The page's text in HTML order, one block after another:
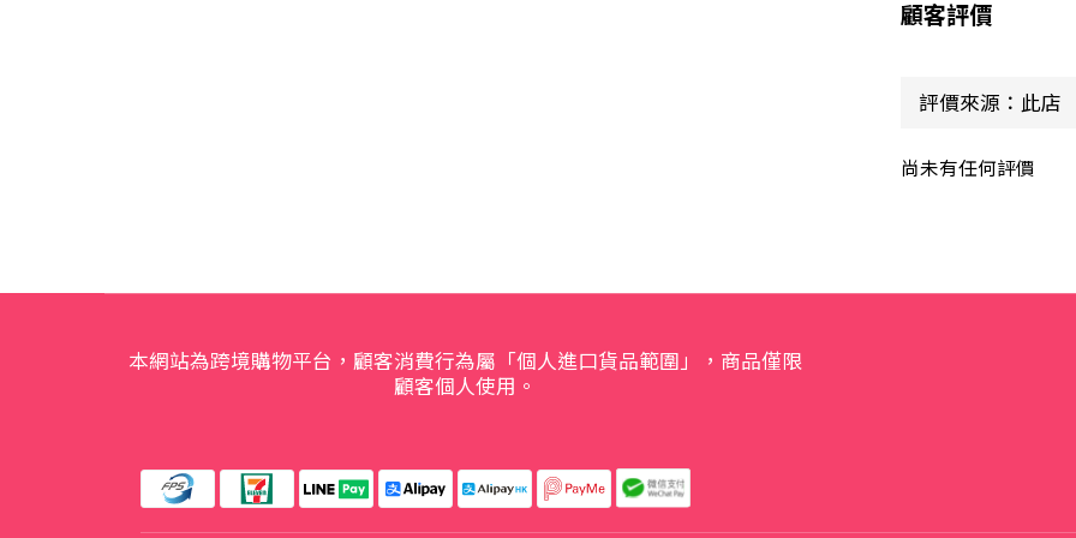
顧客評價
尚未有任何評價
本網站為跨境購物平台，顧客消費行為屬「個人進口貨品範圍」，商品僅限
顧客個人使用。